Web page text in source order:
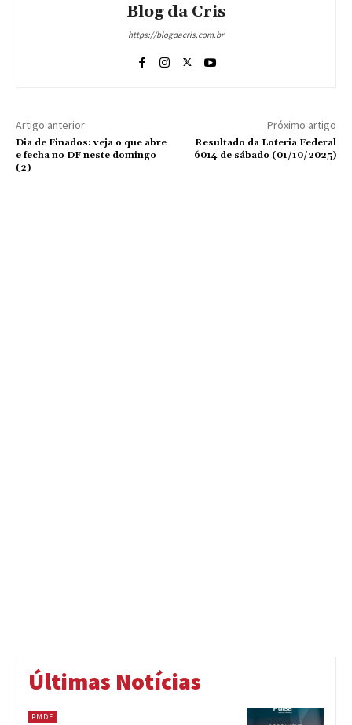
Blog da Cris
https://blogdacris.com.br
Artigo anterior
Dia de Finados: veja o que abre
e fecha no DF neste domingo
(2)
Próximo artigo
Resultado da Loteria Federal
6014 de sábado (01/10/2025)
Últimas Notícias
PMDF